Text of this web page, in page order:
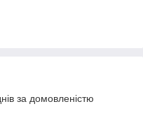
за домовленістю